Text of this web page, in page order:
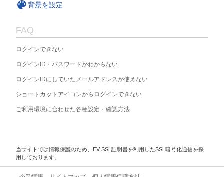
背景を設定
FAQ
ログインできない
ログインID・パスワードがわからない
ログインIDにしていたメールアドレスが使えない
ショートカットアイコンからログインできない
ご利用環境に合わせた各種設定・確認方法
当サイトでは情報保護のため、EV SSL証明書を利用したSSL暗号化通信を採
用しております。